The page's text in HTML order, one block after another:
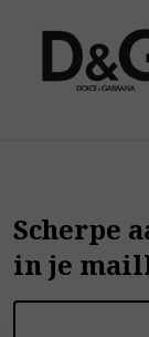
Scherpe
in je